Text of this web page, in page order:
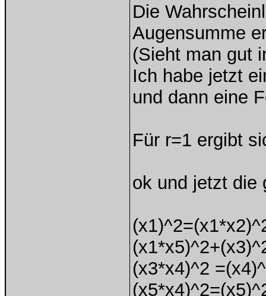
Die
Augensumme
(Sieht man gut
Ich habe jetzt
und dann eine
Für r=1 ergibt
ok und jetzt die
(x3*x4)^2